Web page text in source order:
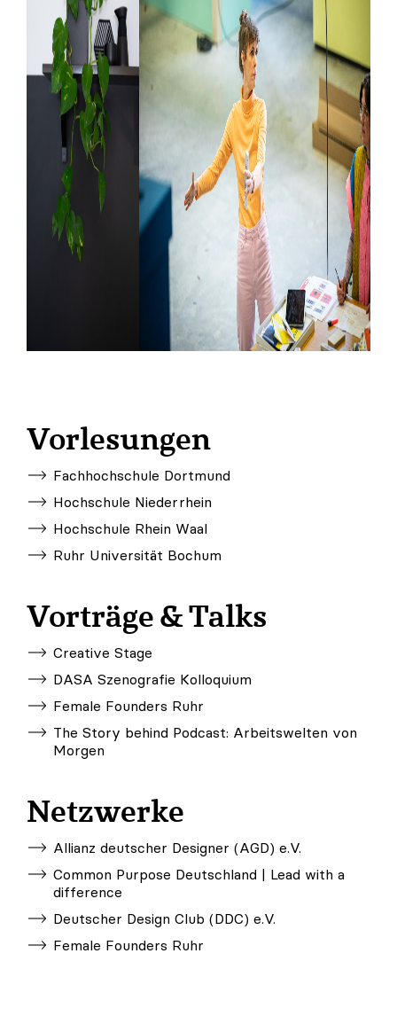
Vorlesungen
Fachhochschule Dortmund
Hochschule Niederrhein
Hochschule Rhein Waal
Ruhr Universität Bochum
Vorträge & Talks
Creative Stage
DASA Szenografie Kolloquium
Female Founders Ruhr
The Story behind Podcast: Arbeitswelten von
Morgen
Netzwerke
Allianz deutscher Designer (AGD) e.V.
Common Purpose Deutschland | Lead with a
difference
Deutscher Design Club (DDC) e.V.
Female Founders Ruhr